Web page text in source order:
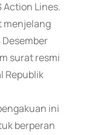
Action Lines.
menjelang
Desember
surat resmi
Republik
ini
berperan